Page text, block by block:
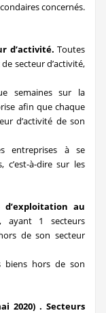
concernés.
d’activité. Toutes
secteur d’activité,
semaines sur la
afin que chaque
d’activité de son
entreprises à se
c’est-à-dire sur les
au
ayant 1 secteurs
de son secteur
biens hors de son
2020) . Secteurs